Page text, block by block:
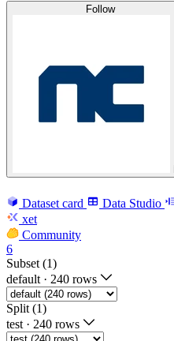
Follow
Dataset card Data Studio
xet
Community
6
Subset (1)
default · 240 rows
Split (1)
test · 240 rows